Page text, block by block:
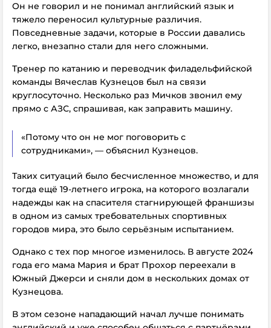
Он не говорил и не понимал английский язык и
тяжело переносил культурные различия.
Повседневные задачи, которые в России давались
легко, внезапно стали для него сложными.
Тренер по катанию и переводчик филадельфийской
команды Вячеслав Кузнецов был на связи
круглосуточно. Несколько раз Мичков звонил ему
прямо с АЗС, спрашивая, как заправить машину.
«Потому что он не мог поговорить с
сотрудниками», — объяснил Кузнецов.
Таких ситуаций было бесчисленное множество, и для
тогда ещё 19-летнего игрока, на которого возлагали
надежды как на спасителя стагнирующей франшизы
в одном из самых требовательных спортивных
городов мира, это было серьёзным испытанием.
Однако с тех пор многое изменилось. В августе 2024
года его мама Мария и брат Прохор переехали в
Южный Джерси и сняли дом в нескольких домах от
Кузнецова.
В этом сезоне нападающий начал лучше понимать